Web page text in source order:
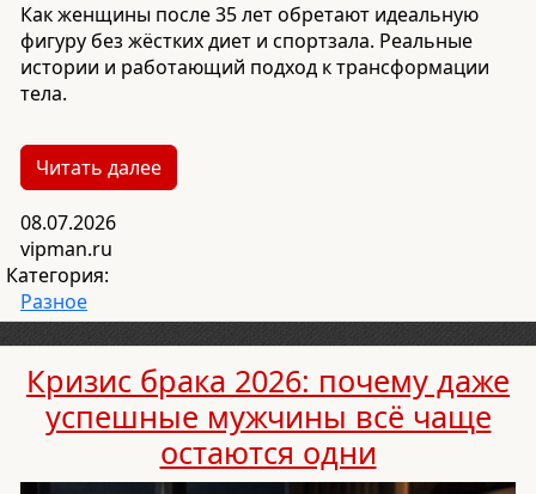
Как женщины после 35 лет обретают идеальную
фигуру без жёстких диет и спортзала. Реальные
истории и работающий подход к трансформации
тела.
Читать далее
08.07.2026
vipman.ru
Категория:
Разное
Кризис брака 2026: почему даже
успешные мужчины всё чаще
остаются одни